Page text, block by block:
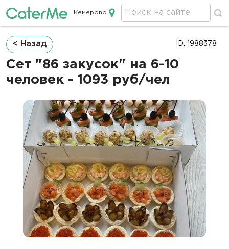
Кейтеринг в Кемерово
Кемерово
Строка
навигации
< Назад
Сет "86 закусок" на 6-10
человек - 1093 руб/чел
ID: 1988378